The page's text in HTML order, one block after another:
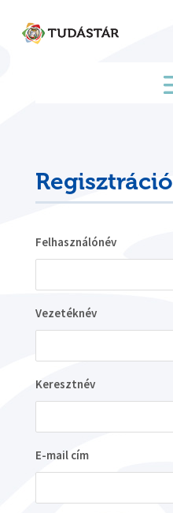
content
Regisztráció
Felhasználónév
Vezetéknév
Keresztnév
E-mail cím